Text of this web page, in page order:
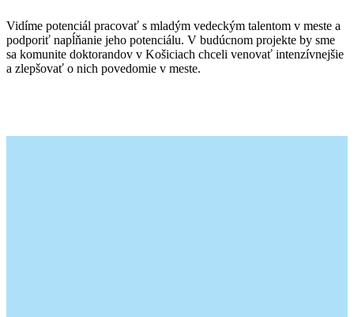
Vidíme potenciál pracovať s mladým vedeckým talentom v meste a
podporiť napĺňanie jeho potenciálu. V budúcnom projekte by sme
sa komunite doktorandov v Košiciach chceli venovať intenzívnejšie
a zlepšovať o nich povedomie v meste.